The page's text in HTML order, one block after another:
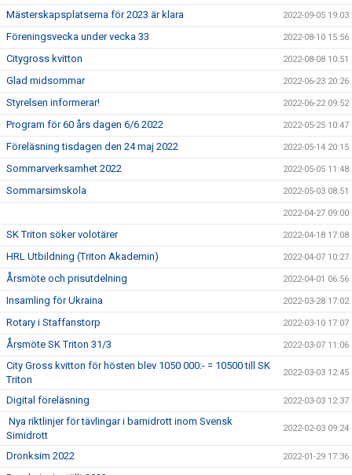
Mästerskapsplatserna för 2023 är klara 2022-09-05 19:03
Föreningsvecka under vecka 33 2022-08-10 15:56
Citygross kvitton 2022-08-08 10:51
Glad midsommar 2022-06-23 20:26
Styrelsen informerar! 2022-06-22 09:52
Program för 60 års dagen 6/6 2022 2022-05-25 10:47
Föreläsning tisdagen den 24 maj 2022 2022-05-14 20:15
Sommarverksamhet 2022 2022-05-05 11:48
Sommarsimskola 2022-05-03 08:51
2022-04-27 09:00
SK Triton söker volotärer 2022-04-18 17:08
HRL Utbildning (Triton Akademin) 2022-04-07 10:27
Årsmöte och prisutdelning 2022-04-01 06:56
Insamling för Ukraina 2022-03-28 17:02
Rotary i Staffanstorp 2022-03-10 17:07
Årsmöte SK Triton 31/3 2022-03-07 11:06
City Gross kvitton för hösten blev 1050 000:- = 10500 till SK
Triton
2022-03-03 12:45
Digital föreläsning 2022-03-03 12:37
Nya riktlinjer för tävlingar i barnidrott inom Svensk
Simidrott
2022-02-03 09:24
Dronksim 2022 2022-01-29 17:36